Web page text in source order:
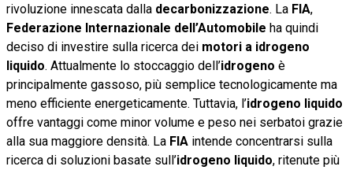
rivoluzione innescata dalla decarbonizzazione. La FIA,
Federazione Internazionale dell’Automobile ha quindi
deciso di investire sulla ricerca dei motori a idrogeno
liquido. Attualmente lo stoccaggio dell’idrogeno è
principalmente gassoso, più semplice tecnologicamente ma
meno efficiente energeticamente. Tuttavia, l’idrogeno liquido
offre vantaggi come minor volume e peso nei serbatoi grazie
alla sua maggiore densità. La FIA intende concentrarsi sulla
ricerca di soluzioni basate sull’idrogeno liquido, ritenute più